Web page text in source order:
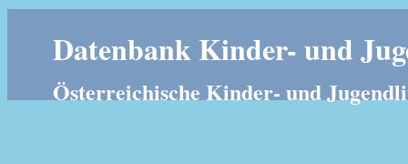
Datenbank Kinder- und
Österreichische Kinder- und